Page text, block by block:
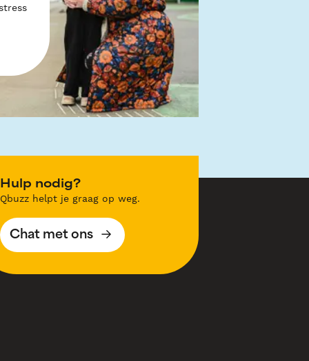
Hulp nodig?
Qbuzz helpt je graag op weg.
Chat met ons